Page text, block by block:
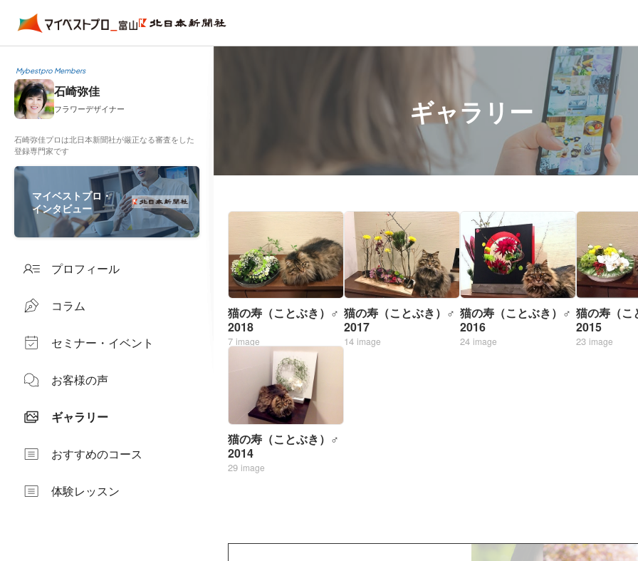
Mybestpro Members
石崎弥佳
フラワーデザイナー
石崎弥佳プロは北日本新聞社が厳正なる審査をした
登録専門家です
マイベストプロ・
インタビュー
プロフィール
コラム
セミナー・イベント
お客様の声
ギャラリー
おすすめのコース
体験レッスン
ギャラリー
猫の寿（ことぶき）♂
2018
7 image
猫の寿（ことぶき）♂
2017
14 image
猫の寿（ことぶき）♂
2016
24 image
猫の寿（
2015
23 image
猫の寿（ことぶき）♂
2014
29 image